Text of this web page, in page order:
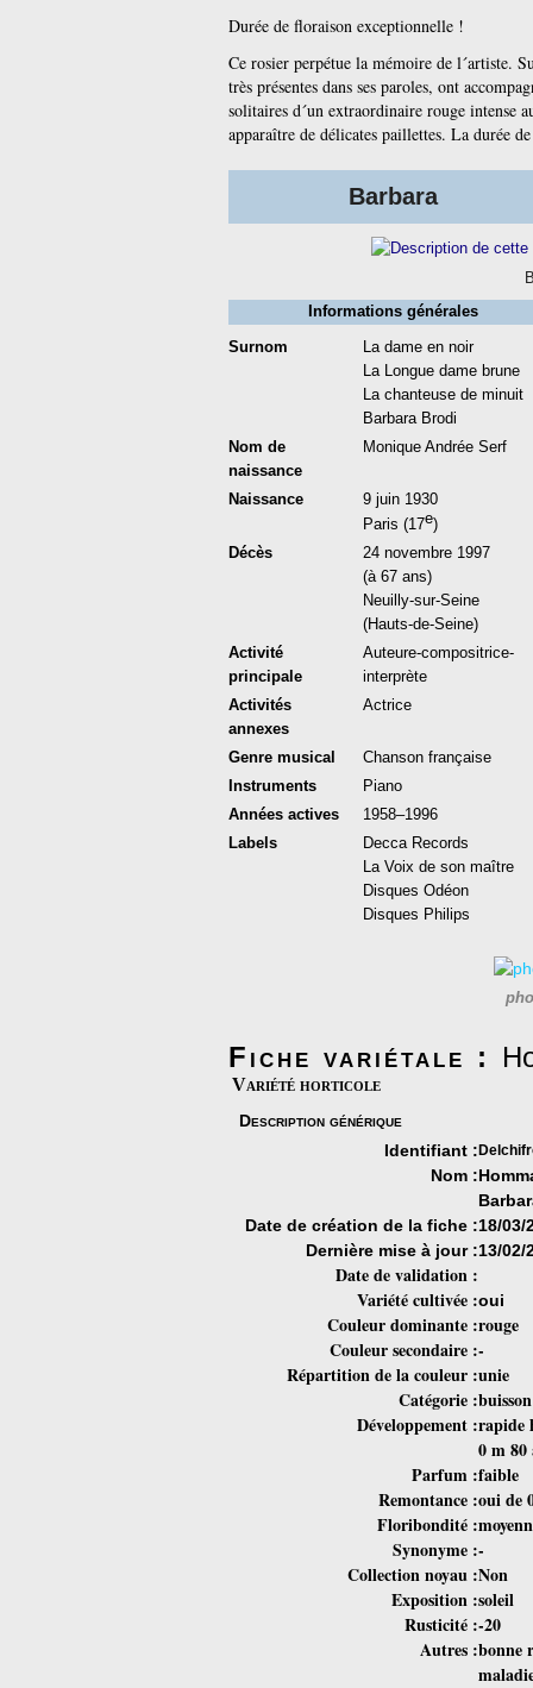
Durée de floraison exceptionnelle !
Ce rosier perpétue la mémoire de l´artiste.
très présentes dans ses paroles, ont
solitaires d´un extraordinaire rouge intense
apparaître de délicates paillettes. La durée
Barbara
Informations générales
Surnom
La dame en noir
La Longue dame brune
La chanteuse de minuit
Barbara Brodi
Nom de
naissance
Monique Andrée Serf
Naissance 9 juin 1930
Paris (17e)
Décès
24 novembre 1997
(à 67 ans)
Neuilly-sur-Seine
(Hauts-de-Seine)
Activité
principale
Auteure-compositrice-
interprète
Activités
annexes
Actrice
Genre musical
Chanson française
Instruments
Piano
Années actives
1958–1996
Labels
Decca Records
La Voix de son maître
Disques Odéon
Disques Philips
Fiche variétale :
Variété horticole
Description générique
Identifiant :
Nom :
Date de création de la fiche :18/03/
Dernière mise à jour :13/02/
Date de validation :
Variété cultivée :oui
Couleur dominante :rouge
Couleur secondaire :-
Répartition de la couleur :unie
Catégorie :buisson
Développement :rapide
0 m 80
Parfum :faible
Remontance :oui de
Floribondité :
Synonyme :-
Collection noyau :
Exposition :
Rusticité :
Autres :
Non
soleil
-20
bonne